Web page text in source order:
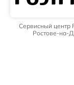
Сервисный центр
Ростове-на-